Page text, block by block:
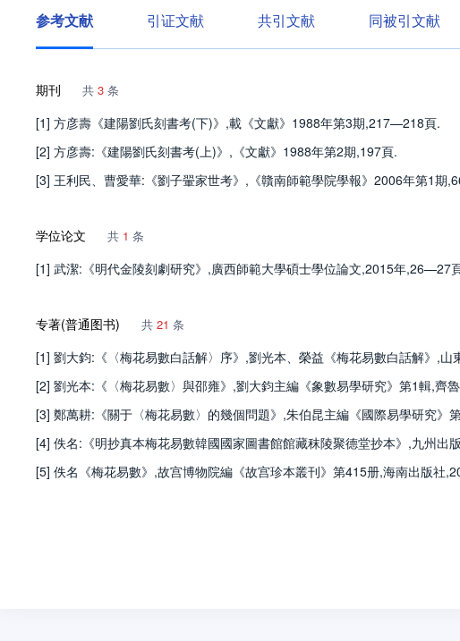
参考文献 引证文献 共引文献 同被引文献
期刊 共 3 条
[1] 方彦壽《建陽劉氏刻書考(下)》,載《文獻》1988年第3期,217—218頁.
[2] 方彦壽:《建陽劉氏刻書考(上)》,《文獻》1988年第2期,197頁.
[3] 王利民、曹愛華:《劉子翬家世考》,《贛南師範學院學報》2006年第1期
学位论文 共 1 条
[1] 武潔:《明代金陵刻劇研究》,廣西師範大學碩士學位論文,2015年,26—27
专著(普通图书) 共 21 条
[1] 劉大鈞:《〈梅花易數白話解〉序》,劉光本、榮益《梅花易數白話解》,山
[2] 劉光本:《〈梅花易數〉與邵雍》,劉大鈞主編《象數易學研究》第1輯,齊
[3] 鄭萬耕:《關于〈梅花易數〉的幾個問題》,朱伯昆主編《國際易學研究
[4] 佚名:《明抄真本梅花易數韓國國家圖書館館藏秣陵聚德堂抄本》,九州出
[5] 佚名《梅花易數》,故宫博物院編《故宫珍本叢刊》第415册,海南出版社